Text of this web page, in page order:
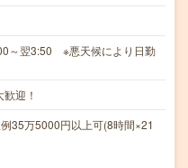
～翌3:50 ※悪天候により日勤
迎！
35万5000円以上可(8時間×21